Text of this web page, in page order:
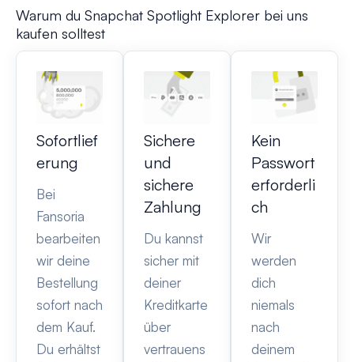
Warum du Snapchat Spotlight Explorer bei uns
kaufen solltest
Sofortlief
erung
Bei
Fansoria
bearbeiten
wir deine
Bestellung
sofort nach
dem Kauf.
Du erhältst
Sichere
und
sichere
Zahlung
Du kannst
sicher mit
deiner
Kreditkarte
über
vertrauens
Kein
Passwort
erforderli
ch
Wir
werden
dich
niemals
nach
deinem